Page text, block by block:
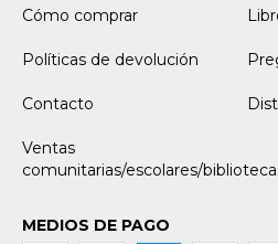
Cómo comprar
Políticas de devolución
Contacto
Ventas
comunitarias/escolares/
MEDIOS DE PAGO